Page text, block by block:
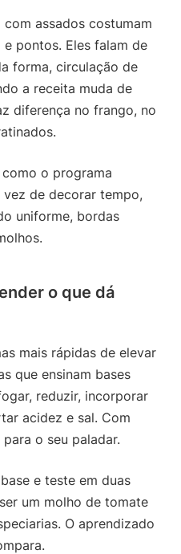
assados costumam
pontos. Eles falam de
forma, circulação de
a receita muda de
diferença no frango, no
o programa
vez de decorar tempo,
uniforme, bordas
o que dá
mais rápidas de elevar
que ensinam bases
reduzir, incorporar
acidez e sal. Com
o seu paladar.
e teste em duas
um molho de tomate
O aprendizado